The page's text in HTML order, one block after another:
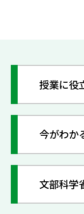
授業に役
今がわか
文部科学